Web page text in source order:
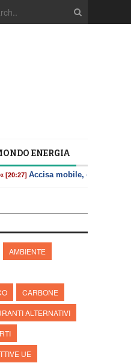
ENERGIA
AMBIENTE
CARBONE
ALTERNATIVI
UE